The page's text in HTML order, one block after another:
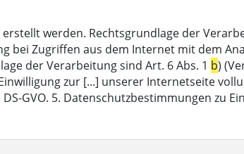
werden. Rechtsgrundlage der
bei Zugriffen aus dem Internet mit dem
der Verarbeitung sind Art. 6 Abs. 1 b)
zur [...] unserer Internetseite
DS-GVO. 5. Datenschutzbestimmungen zu